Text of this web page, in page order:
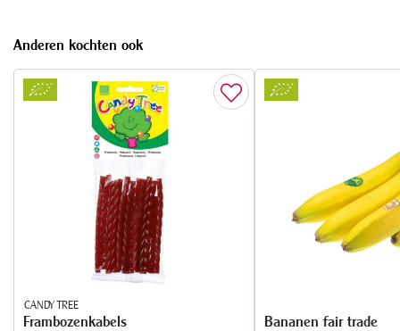
Anderen kochten ook
CANDY TREE
Frambozenkabels Bananen fair trade